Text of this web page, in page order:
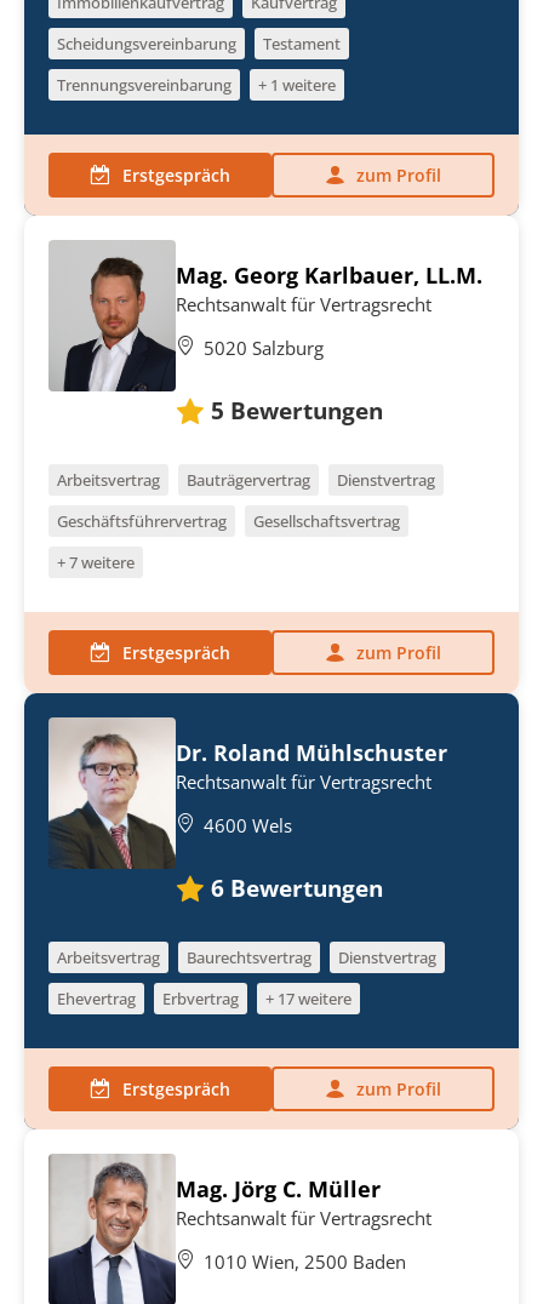
Scheidungsvereinbarung
Testament
Trennungsvereinbarung
+ 1 weitere
Erstgespräch zum Profil
Mag. Georg Karlbauer, LL.M.
Rechtsanwalt für Vertragsrecht
5020 Salzburg
5 Bewertungen
Arbeitsvertrag Bauträgervertrag
Dienstvertrag
Geschäftsführervertrag
Gesellschaftsvertrag
+ 7 weitere
Erstgespräch zum Profil
Dr. Roland Mühlschuster
Rechtsanwalt für Vertragsrecht
4600 Wels
6 Bewertungen
Arbeitsvertrag Baurechtsvertrag
Dienstvertrag
Ehevertrag
Erbvertrag + 17 weitere
Erstgespräch zum Profil
Mag. Jörg C. Müller
Rechtsanwalt für Vertragsrecht
1010 Wien, 2500 Baden